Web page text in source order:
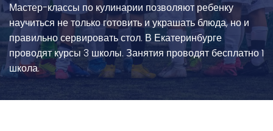
Мастер-классы по кулинарии позволяют ребенку
научиться не только готовить и украшать блюда, но и
правильно сервировать стол. В Екатеринбурге
проводят курсы 3 школы. Занятия проводят бесплатно 1
школа.